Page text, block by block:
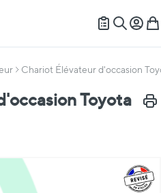
Mon
Chariot Élévateur d'occasion
Toyota